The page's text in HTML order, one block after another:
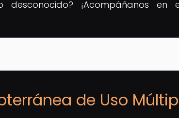
¡Acompáñanos en
de Uso